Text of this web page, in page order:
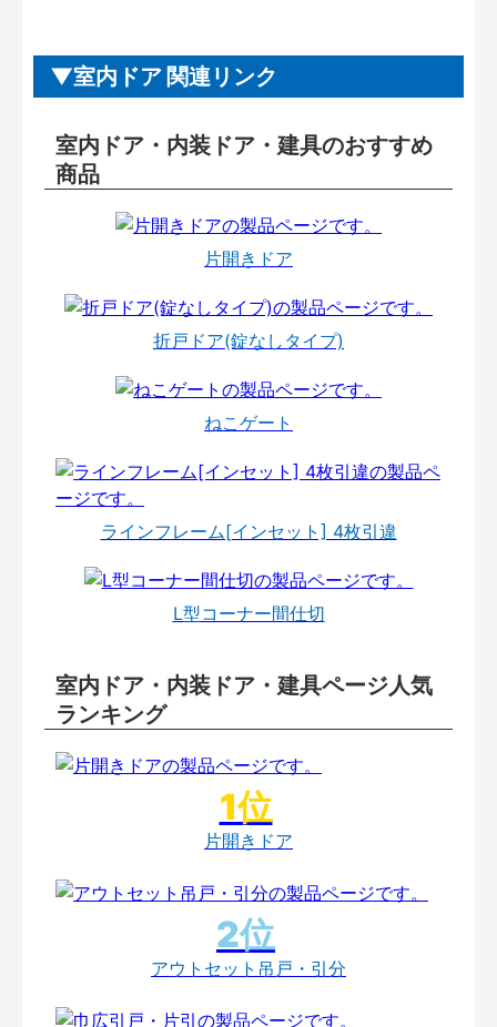
室内ドア 関連リンク
室内ドア・内装ドア・建具のおすすめ
商品
片開きドア
折戸ドア(錠なしタイプ)
ねこゲート
ラインフレーム[インセット] 4枚引違
L型コーナー間仕切
室内ドア・内装ドア・建具ページ人気
ランキング
片開きドア
アウトセット吊戸・引分